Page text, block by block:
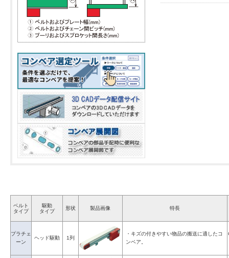
ベルト
タイプ
駆動
タイプ
形状 製品画像 特長
プラチェ
ーン
ヘッド駆動 1列
・キズの付きやすい物品の搬送に適したコ
ンベア。